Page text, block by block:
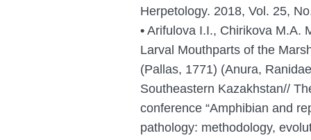
Herpetology. 2018, Vol. 25,
• Arifulova I.I., Chirikova M.A.
Larval Mouthparts of the
(Pallas, 1771) (Anura,
Southeastern Kazakhstan//
conference “Amphibian and
pathology: methodology,